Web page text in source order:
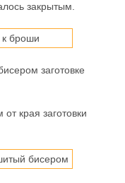
закрытым.
заготовке
края заготовки